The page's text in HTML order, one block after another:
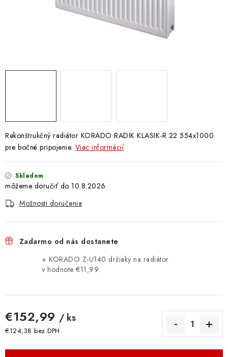
Doprava a Platba
Rekonštrukčný radiátor KORADO RADIK KLASIK-R 22 554x1000
pre bočné pripojenie. Viac informácií
Skladom
10.8.2026
Možnosti doručenia
Zadarmo od nás dostanete
+ KORADO Z-U140 držiaky na radiátor
v hodnote €11,99
€152,99 / ks
€124,38 bez DPH